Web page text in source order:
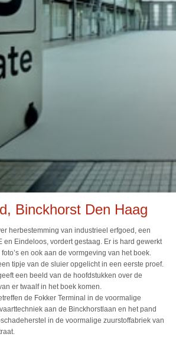
Binckhorst Den Haag
herbestemming van industrieel erfgoed, een
en Eindeloos, vordert gestaag. Er is hard gewerkt
en ook aan de vormgeving van het boek.
tipje van de sluier opgelicht in een eerste proef.
een beeld van de hoofdstukken over de
er twaalf in het boek komen.
de Fokker Terminal in de voormalige
aan de Binckhorstlaan en het pand
in de voormalige zuurstoffabriek van